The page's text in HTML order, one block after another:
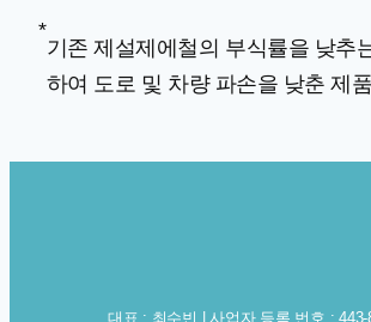
*
기존 제설제에철의 부식률을 낮추
하여 도로 및 차량 파손을 낮춘 제
대표 : 최수빈 | 사업자 등록 번호 : 443-